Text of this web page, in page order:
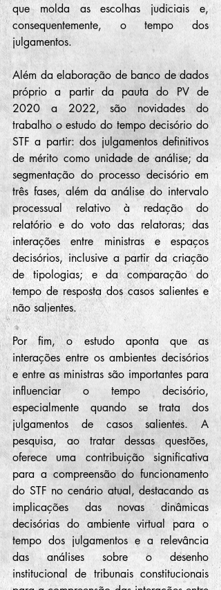
que molda as escolhas judiciais e,
consequentemente, o tempo dos
julgamentos.
Além da elaboração de banco de dados
próprio a partir da pauta do PV de
2020 a 2022, são novidades do
trabalho o estudo do tempo decisório do
STF a partir: dos julgamentos definitivos
de mérito como unidade de análise; da
segmentação do processo decisório em
três fases, além da análise do intervalo
processual relativo à redação do
relatório e do voto das relatoras; das
interações entre ministras e espaços
decisórios, inclusive a partir da criação
de tipologias; e da comparação do
tempo de resposta dos casos salientes e
não salientes.
Por fim, o estudo aponta que as
interações entre os ambientes decisórios
e entre as ministras são importantes para
influenciar o tempo decisório,
especialmente quando se trata dos
julgamentos de casos salientes. A
pesquisa, ao tratar dessas questões,
oferece uma contribuição significativa
para a compreensão do funcionamento
do STF no cenário atual, destacando as
implicações das novas dinâmicas
decisórias do ambiente virtual para o
tempo dos julgamentos e a relevância
das análises sobre o desenho
institucional de tribunais constitucionais